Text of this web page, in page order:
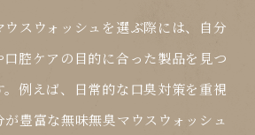
スウォッシュを選ぶ際には、自分
腔ケアの目的に合った製品を見つ
例えば、日常的な口臭対策を重視
豊富な無味無臭マウスウォッシュ